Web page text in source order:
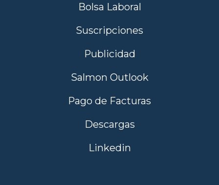
Bolsa Laboral
Suscripciones
Publicidad
Salmon Outlook
Pago de Facturas
Descargas
Linkedin